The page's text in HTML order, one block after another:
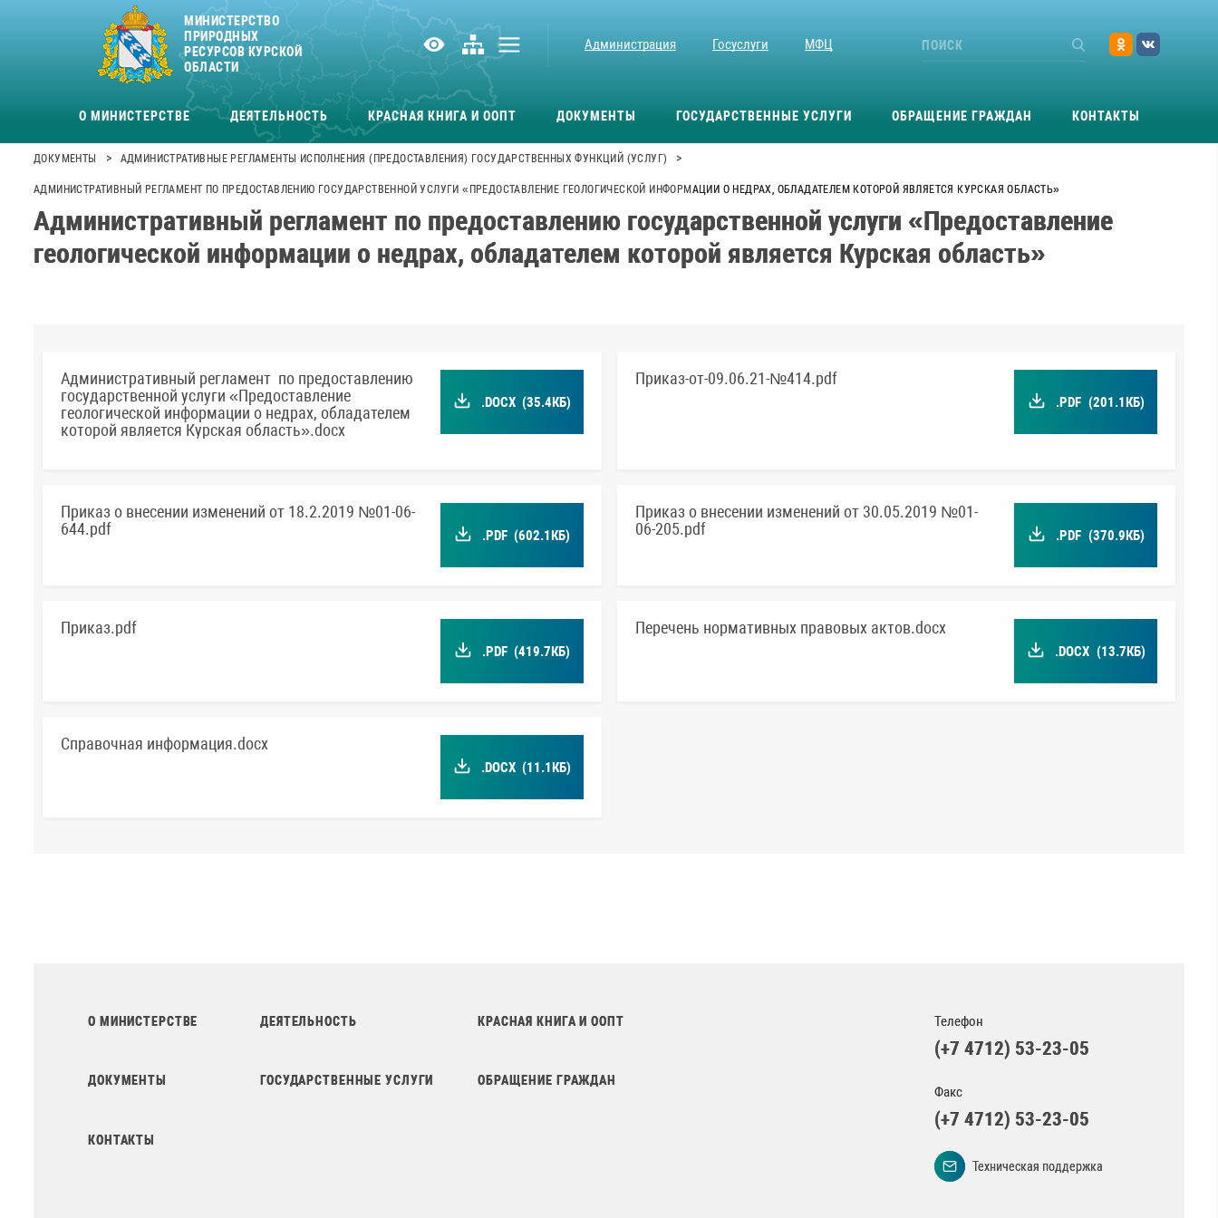
МИНИСТЕРСТВО
ПРИРОДНЫХ
РЕСУРСОВ КУРСКОЙ
ОБЛАСТИ
Администрация Госуслуги МФЦ
О МИНИСТЕРСТВЕ ДЕЯТЕЛЬНОСТЬ КРАСНАЯ КНИГА И ООПТ ДОКУМЕНТЫ ГОСУДАРСТВЕННЫЕ УСЛУГИ ОБРАЩЕНИЕ ГРАЖДАН КОНТАКТЫ
ДОКУМЕНТЫ > АДМИНИСТРАТИВНЫЕ РЕГЛАМЕНТЫ ИСПОЛНЕНИЯ (ПРЕДОСТАВЛЕНИЯ) ГОСУДАРСТВЕННЫХ ФУНКЦИЙ (УСЛУГ) >
АДМИНИСТРАТИВНЫЙ РЕГЛАМЕНТ ПО ПРЕДОСТАВЛЕНИЮ ГОСУДАРСТВЕННОЙ УСЛУГИ «ПРЕДОСТАВЛЕНИЕ ГЕОЛОГИЧЕСКОЙ ИНФОРМАЦИИ О НЕДРАХ, ОБЛАДАТЕЛЕМ КОТОРОЙ ЯВЛЯЕТСЯ КУРСКАЯ ОБЛАСТЬ»
Административный регламент по предоставлению государственной услуги «Предоставление
геологической информации о недрах, обладателем которой является Курская область»
Административный регламент по предоставлению
государственной услуги «Предоставление
геологической информации о недрах, обладателем
которой является Курская область».docx
.DOCX (35.4КБ)
Приказ-от-09.06.21-№414.pdf
.PDF (201.1КБ)
Приказ о внесении изменений от 18.2.2019 №01-06-
644.pdf
.PDF (602.1КБ)
Приказ о внесении изменений от 30.05.2019 №01-
06-205.pdf
.PDF (370.9КБ)
Приказ.pdf
.PDF (419.7КБ)
Перечень нормативных правовых актов.docx
.DOCX (13.7КБ)
Справочная информация.docx
.DOCX (11.1КБ)
О МИНИСТЕРСТВЕ ДЕЯТЕЛЬНОСТЬ КРАСНАЯ КНИГА И ООПТ
ДОКУМЕНТЫ ГОСУДАРСТВЕННЫЕ УСЛУГИ ОБРАЩЕНИЕ ГРАЖДАН
КОНТАКТЫ
Телефон
(+7 4712) 53-23-05
Факс
(+7 4712) 53-23-05
Техническая поддержка